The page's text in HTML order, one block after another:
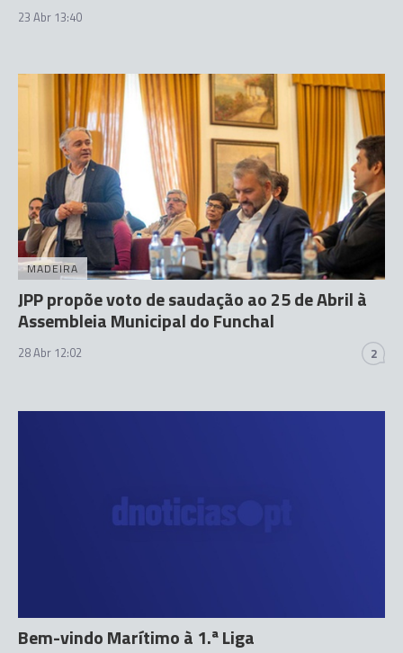
23 Abr 13:40
MADEIRA
JPP propõe voto de saudação ao 25 de Abril à
Assembleia Municipal do Funchal
28 Abr 12:02 2
Bem-vindo Marítimo à 1.ª Liga